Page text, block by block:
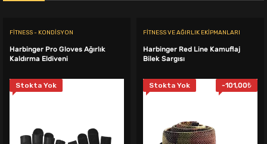
FITNESS - KONDISYON
Harbinger Pro Gloves Ağırlık
Kaldırma Eldiveni
Stokta Yok
FITNESS VE AĞIRLIK EKIPMANLARI
Harbinger Red Line Kamuflaj
Bilek Sargısı
Stokta Yok -101,00₺